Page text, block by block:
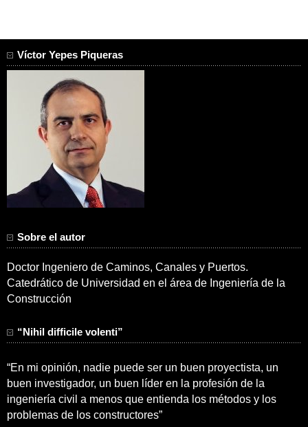
Víctor Yepes Piqueras
Sobre el autor
Doctor Ingeniero de Caminos, Canales y Puertos.
Catedrático de Universidad en el área de Ingeniería de la
Construcción
“Nihil difficile volenti”
“En mi opinión, nadie puede ser un buen proyectista, un
buen investigador, un buen líder en la profesión de la
ingeniería civil a menos que entienda los métodos y los
problemas de los constructores”